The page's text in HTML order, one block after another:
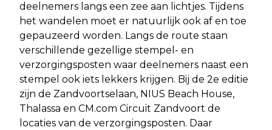
deelnemers langs een zee aan lichtjes. Tijdens
het wandelen moet er natuurlijk ook af en toe
gepauzeerd worden. Langs de route staan
verschillende gezellige stempel- en
verzorgingsposten waar deelnemers naast een
stempel ook iets lekkers krijgen. Bij de 2e editie
zijn de Zandvoortselaan, NIUS Beach House,
Thalassa en CM.com Circuit Zandvoort de
locaties van de verzorgingsposten. Daar